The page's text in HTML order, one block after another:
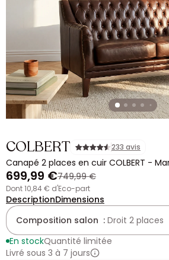
COLBERT 233 avis
Canapé 2 places en cuir COLBERT -
699,99 €749,99 €
dont 10,84 € d'Eco-part
DescriptionDimensions
Composition salon : Droit 2 places
En stockQuantité limitée
Livré sous 3 à 7 jours